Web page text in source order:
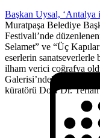
Başkan Uysal, ‘Antalya
Muratpaşa Belediye
Festivali’nde
Selamet” ve “Üç
eserlerin sanatseverlerle
ilham verici coğrafya
Galerisi’ndeki serginin
küratörü Doç. Dr.